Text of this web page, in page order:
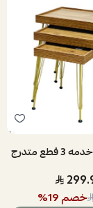
متدرج
خصم19
%